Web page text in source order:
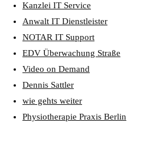
Kanzlei IT Service
Anwalt IT Dienstleister
NOTAR IT Support
EDV Überwachung Straße
Video on Demand
Dennis Sattler
wie gehts weiter
Physiotherapie Praxis Berlin